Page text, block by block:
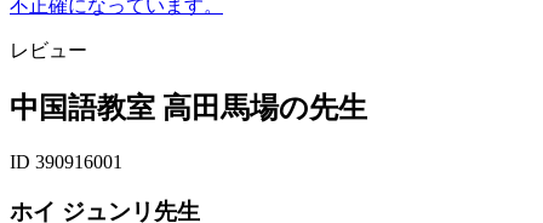
不正確になっています。
レビュー
中国語教室 高田馬場の先生
ID 390916001
ホイ ジュンリ先生